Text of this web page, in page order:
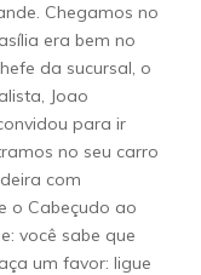
Chegamos no
era bem no
da sucursal, o
Joao
para ir
no seu carro
com
o Cabeçudo ao
você sabe que
um favor: ligue